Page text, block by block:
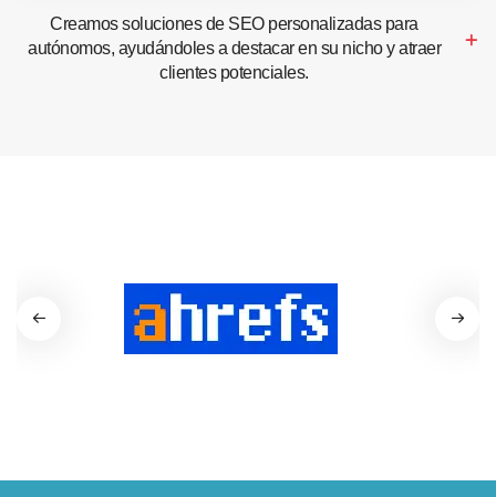
Creamos soluciones de SEO personalizadas para
autónomos, ayudándoles a destacar en su nicho y atraer
clientes potenciales.